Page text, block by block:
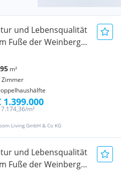
und Lebensqualität
Fuße der Weinberge
m²
Zimmer
Living GmbH & Co KG
m²
1.399.000
und Lebensqualität
Fuße der Weinberge